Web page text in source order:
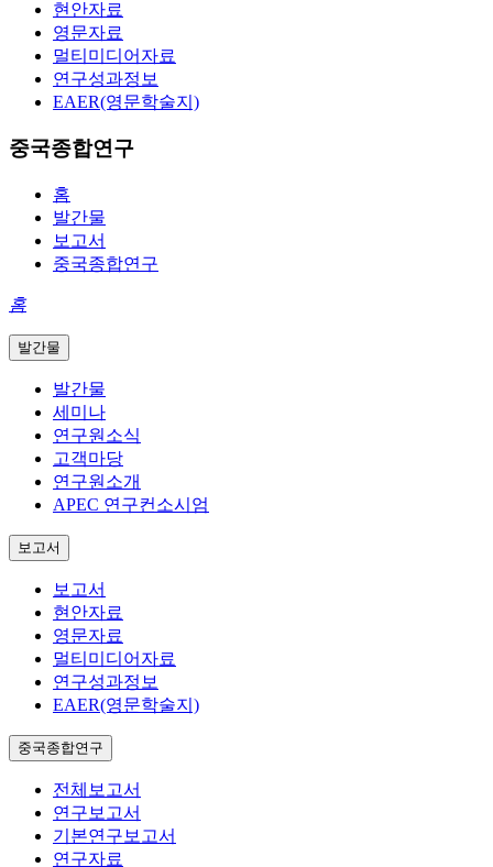
현안자료
영문자료
멀티미디어자료
연구성과정보
EAER(영문학술지)
중국종합연구
홈
발간물
보고서
중국종합연구
홈
발간물
발간물
세미나
연구원소식
고객마당
연구원소개
APEC 연구컨소시엄
보고서
보고서
현안자료
영문자료
멀티미디어자료
연구성과정보
EAER(영문학술지)
중국종합연구
전체보고서
연구보고서
기본연구보고서
연구자료